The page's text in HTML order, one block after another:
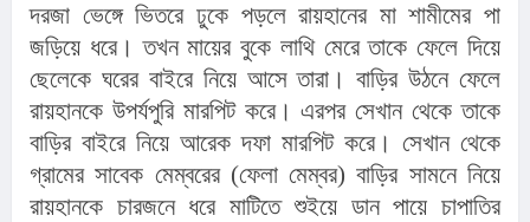
দরজা ভেঙ্গে ভিতরে ঢুকে পড়লে রায়হানের মা শামীমের পা
জড়িয়ে ধরে। তখন মায়ের বুকে লাথি মেরে তাকে ফেলে দিয়ে
ছেলেকে ঘরের বাইরে নিয়ে আসে তারা। বাড়ির উঠনে ফেলে
রায়হানকে উপর্যপুরি মারপিট করে। এরপর সেখান থেকে তাকে
বাড়ির বাইরে নিয়ে আরেক দফা মারপিট করে। সেখান থেকে
গ্রামের সাবেক মেম্বরের (ফেলা মেম্বর) বাড়ির সামনে নিয়ে
রায়হানকে চারজনে ধরে মাটিতে শুইয়ে ডান পায়ে চাপাতির